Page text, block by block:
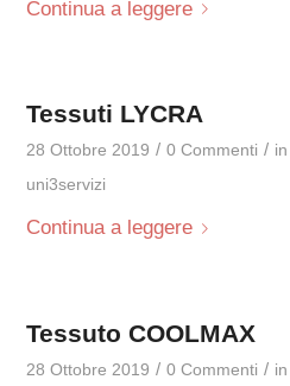
Continua a leggere
Tessuti LYCRA
28 Ottobre 2019 / 0 Commenti / in
uni3servizi
Continua a leggere
Tessuto COOLMAX
28 Ottobre 2019 / 0 Commenti / in